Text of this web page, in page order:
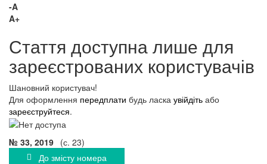
-A
A+
Стаття доступна лише для
зареєстрованих користувачів
Шановний користувач!
Для оформлення передплати будь ласка увійдіть або
зареєструйтеся.
№ 33, 2019 (с. 23)
До змісту номера